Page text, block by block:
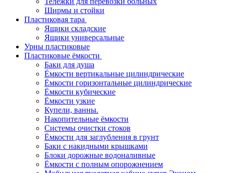
Ширмы и стойки
Пластиковая тара
Ящики складские
Ящики универсальные
Урны пластиковые
Пластиковые ёмкости
Баки для душа
Ёмкости вертикальные цилиндрические
Ёмкости горизонтальные цилиндрические
Ёмкости кубические
Ёмкости узкие
Купели, ванны.
Накопительные ёмкости
Системы очистки стоков
Ёмкости для заглубления в грунт
Баки с накидными крышками
Блоки дорожные водоналивные
Ёмкости с полным опорожнением